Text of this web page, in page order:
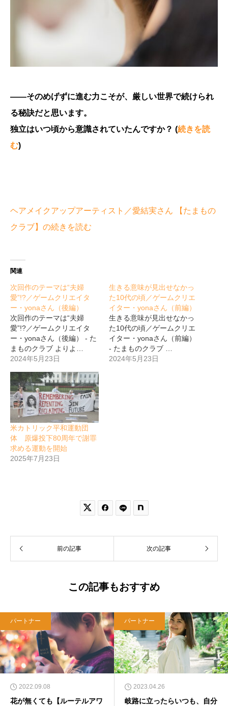
――そのめげずに進む力こそが、厳しい世界で続けられ
る秘訣だと思います。
独立はいつ頃から意識されていたんですか？ (続きを読
む)
ヘアメイクアップアーティスト／愛結実さん 【たまもの
クラブ】の続きを読む
関連
次回作のテーマは“夫婦
愛”!?／ゲームクリエイタ
ー・yonaさん（後編）
次回作のテーマは“夫婦
愛”!?／ゲームクリエイタ
ー・yonaさん（後編） - た
まものクラブ よりよ…
2024年5月23日
生きる意味が見出せなかっ
た10代の頃／ゲームクリエ
イター・yonaさん（前編）
生きる意味が見出せなかっ
た10代の頃／ゲームクリエ
イター・yonaさん（前編）
- たまものクラブ …
2024年5月23日
米カトリック平和運動団
体 原爆投下80周年で謝罪
求める運動を開始
2025年7月23日
 
前の記事 次の記事
この記事もおすすめ
パートナー
2022.09.08
花が無くても【ルーテルアワ
パートナー
2023.04.26
岐路に立ったらいつも、自分